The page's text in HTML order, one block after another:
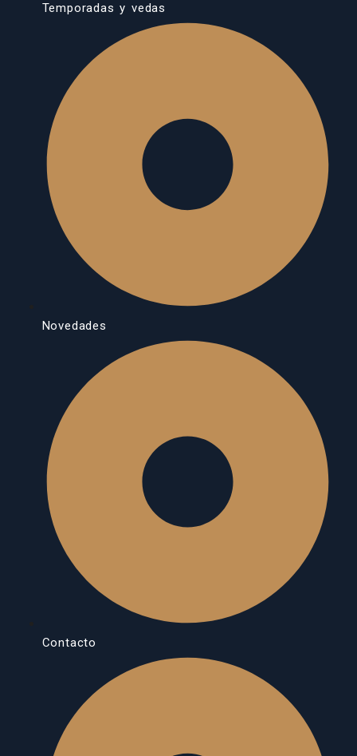
Temporadas y vedas
Novedades
Contacto